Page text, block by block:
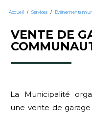
Accueil / Services / Événements
VENTE DE
La Municipalité
une vente de